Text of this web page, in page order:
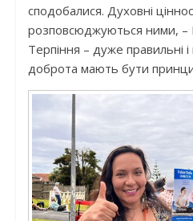
сподобалися. Духовні
розповсюджуються ними, –
Терпіння – дуже правильні і
доброта мають бути